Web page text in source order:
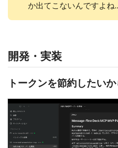
か出てこないんですよね
開発・実装
トークンを節約したい